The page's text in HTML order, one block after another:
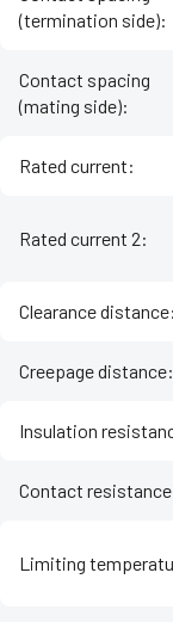
(termination side):
Contact spacing
(mating side):
Rated current:
Rated current 2:
Clearance distance:
Creepage distance:
Insulation
Contact resistance
Limiting